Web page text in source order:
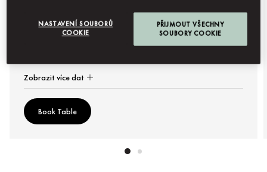
srpen 11 18:30 -23:30
18:30 -23:30
Zobrazit více dat
Book Table
NASTAVENÍ SOUBORŮ
COOKIE
PŘIJMOUT VŠECHNY
SOUBORY COOKIE